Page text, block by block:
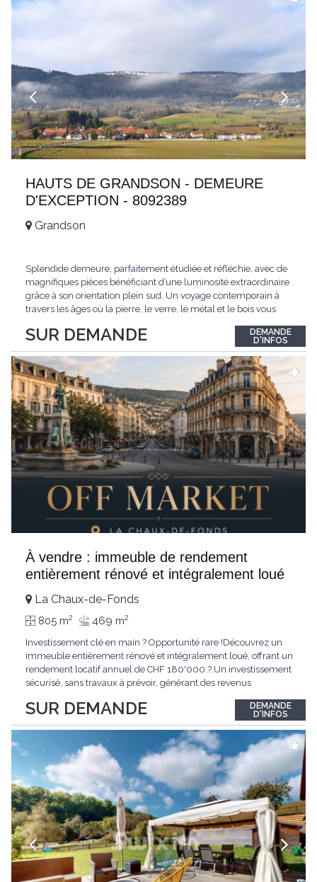
HAUTS DE GRANDSON - DEMEURE
D'EXCEPTION - 8092389
SUR DEMANDE
Grandson
Splendide demeure, parfaitement étudiée et réfléchie, avec de
magnifiques pièces bénéficiant d’une luminosité extraordinaire
grâce à son orientation plein sud. Un voyage contemporain à
travers les âges où la pierre, le verre, le métal et le bois vous
de Grandson, entourée de nature et d’un verger de fruitiers, et...
DEMANDE
D'INFOS
À vendre : immeuble de rendement
entièrement rénové et intégralement loué
SUR DEMANDE
La Chaux-de-Fonds
805 m2 469 m2
Investissement clé en main ? Opportunité rare !Découvrez un
immeuble entièrement rénové et intégralement loué, offrant un
rendement locatif annuel de CHF 180'000.?.Un investissement
sécurisé, sans travaux à prévoir, générant des revenus
d'informations ou recevoir le dossier.
DEMANDE
D'INFOS